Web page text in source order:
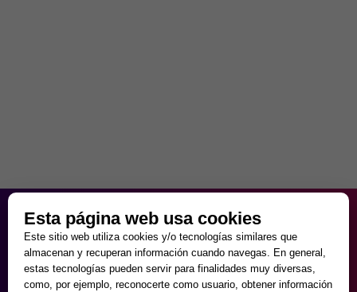
de Lunes a Viernes
9:30 - 20:00
Sábados
10:00 - 14:00 y 17:00 - 20:00
Domingos cerrado.
Esta página web usa cookies
Este sitio web utiliza cookies y/o tecnologías similares que
almacenan y recuperan información cuando navegas. En general,
estas tecnologías pueden servir para finalidades muy diversas,
como, por ejemplo, reconocerte como usuario, obtener información